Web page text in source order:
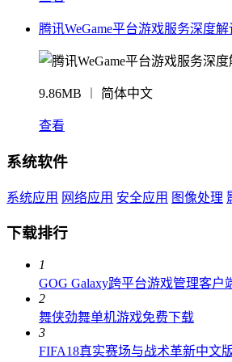
腾讯WeGame平台游戏服务深度解
9.86MB ︱ 简体中文
查看
系统软件
系统应用 网络应用 安全应用 图像处理
下载排行
1
GOG Galaxy跨平台游戏管理客户
2
舞侠劲舞单机游戏免费下载
3
FIFA18真实赛场与战术革新中文